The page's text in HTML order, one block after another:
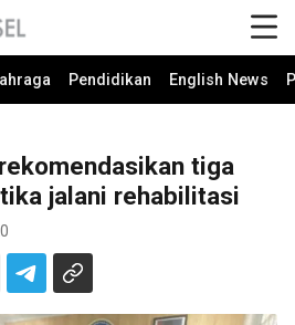
Pendidikan English News
tiga
jalani rehabilitasi